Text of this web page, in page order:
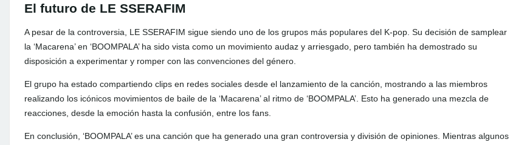
El futuro de LE SSERAFIM
A pesar de la controversia, LE SSERAFIM sigue siendo uno de los grupos más populares del K-pop. Su decisión de samplear
la ‘Macarena’ en ‘BOOMPALA’ ha sido vista como un movimiento audaz y arriesgado, pero también ha demostrado su
disposición a experimentar y romper con las convenciones del género.
El grupo ha estado compartiendo clips en redes sociales desde el lanzamiento de la canción, mostrando a las miembros
realizando los icónicos movimientos de baile de la ‘Macarena’ al ritmo de ‘BOOMPALA’. Esto ha generado una mezcla de
reacciones, desde la emoción hasta la confusión, entre los fans.
En conclusión, ‘BOOMPALA’ es una canción que ha generado una gran controversia y división de opiniones. Mientras algunos